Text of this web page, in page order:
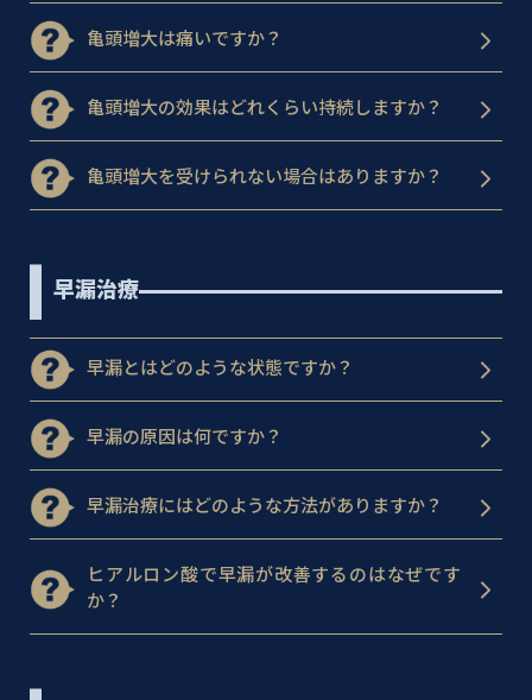
亀頭増大は痛いですか？
亀頭増大の効果はどれくらい持続しますか？
亀頭増大を受けられない場合はありますか？
早漏治療
早漏とはどのような状態ですか？
早漏の原因は何ですか？
早漏治療にはどのような方法がありますか？
ヒアルロン酸で早漏が改善するのはなぜです
か？